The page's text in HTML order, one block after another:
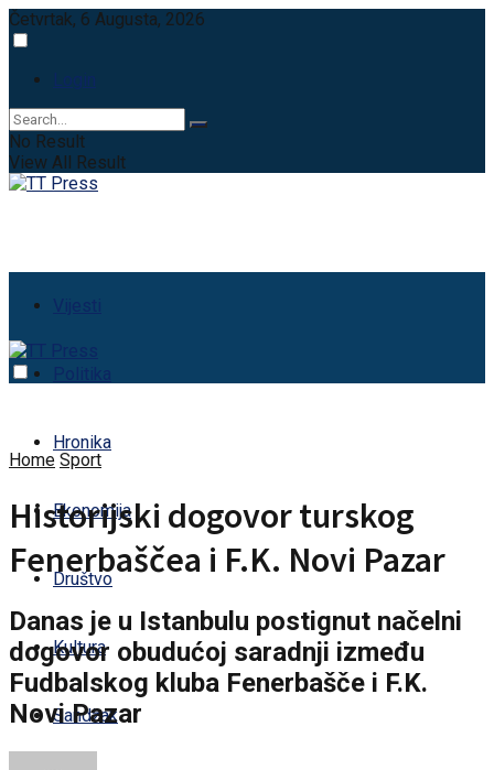
Četvrtak, 6 Augusta, 2026
Login
No Result
View All Result
Vijesti
Politika
Hronika
Ekonomija
Društvo
Kultura
Sandžak
Home Sport
Historijski dogovor turskog
Fenerbaščea i F.K. Novi Pazar
Danas je u Istanbulu postignut načelni
dogovor obudućoj saradnji između
Fudbalskog kluba Fenerbašče i F.K.
Novi Pazar